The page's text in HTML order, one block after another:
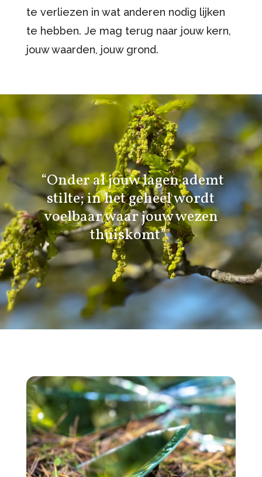
te verliezen in wat anderen nodig lijken
te hebben. Je mag terug naar jouw kern,
jouw waarden, jouw grond.
“Onder al jouw lagen ademt
stilte; in het geheel wordt
voelbaar waar jouw wezen
thuiskomt”